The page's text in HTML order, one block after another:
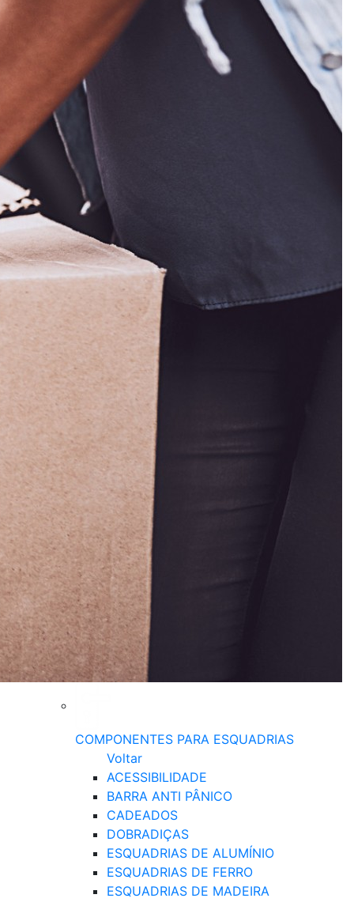
COMPONENTES PARA ESQUADRIAS
Voltar
ACESSIBILIDADE
BARRA ANTI PÂNICO
CADEADOS
DOBRADIÇAS
ESQUADRIAS DE ALUMÍNIO
ESQUADRIAS DE FERRO
ESQUADRIAS DE MADEIRA